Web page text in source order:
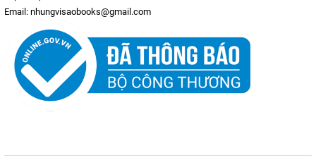
Email: nhungvisaobooks@gmail.com